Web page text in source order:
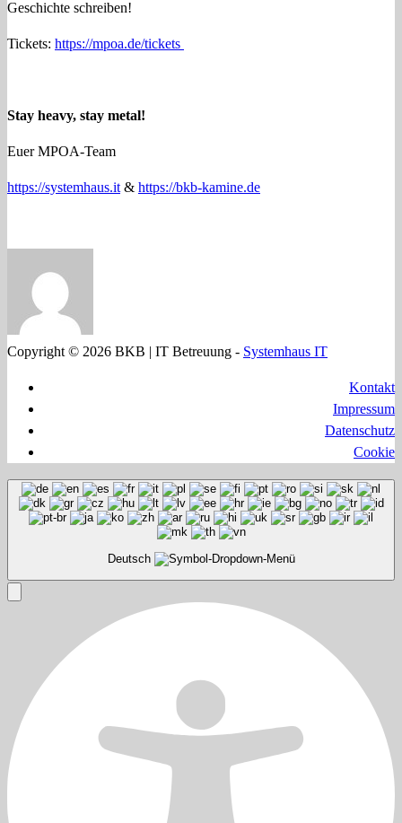
Geschichte schreiben!
Tickets: https://mpoa.de/tickets
Stay heavy, stay metal!
Euer MPOA-Team
https://systemhaus.it & https://bkb-kamine.de
Copyright © 2026 BKB | IT Betreuung - Systemhaus IT
Kontakt
Impressum
Datenschutz
Cookie
Deutsch